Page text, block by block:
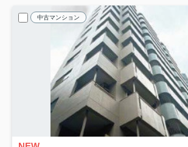
中古マンション